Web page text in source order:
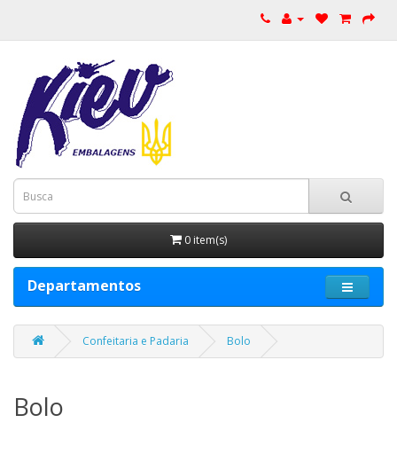
0 item(s)
Departamentos
Confeitaria e Padaria Bolo
Bolo